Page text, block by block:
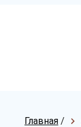
Главная /